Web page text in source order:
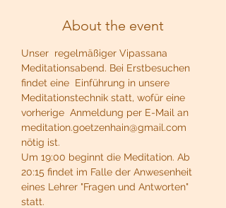
About the event
Unser  regelmäßiger Vipassana
Meditationsabend. Bei Erstbesuchen
findet eine  Einführung in unsere
Meditationstechnik statt, wofür eine
vorherige  Anmeldung per E-Mail an
meditation.goetzenhain@gmail.com
nötig ist.
Um 19:00 beginnt die Meditation. Ab
20:15 findet im Falle der Anwesenheit
eines Lehrer "Fragen und Antworten"
statt.